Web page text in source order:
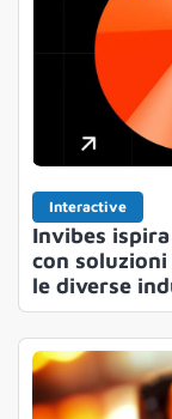
Interactive
Invibes
con
le diverse